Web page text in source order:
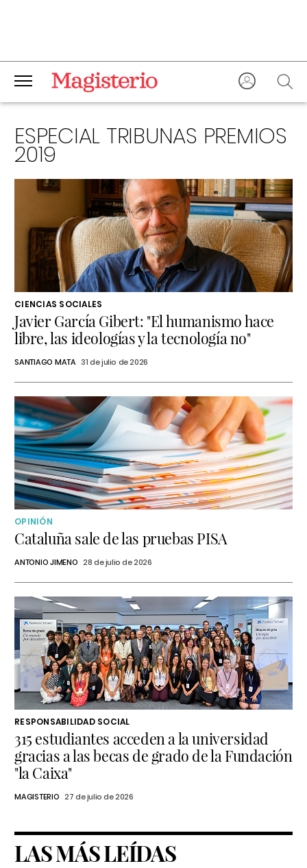
ESPECIAL TRIBUNAS PREMIOS
2019
CIENCIAS SOCIALES
Javier García Gibert: "El humanismo hace
libre, las ideologías y la tecnología no"
SANTIAGO MATA 31 de julio de 2026
OPINIÓN
Cataluña sale de las pruebas PISA
ANTONIO JIMENO 28 de julio de 2026
RESPONSABILIDAD SOCIAL
315 estudiantes acceden a la universidad
gracias a las becas de grado de la Fundación
"la Caixa"
MAGISTERIO 27 de julio de 2026
LAS MÁS LEÍDAS